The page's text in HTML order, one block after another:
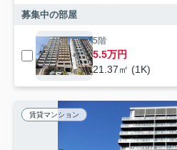
募集中の部屋
5階
5.5万円
21.37㎡ (1K)
賃貸マンション